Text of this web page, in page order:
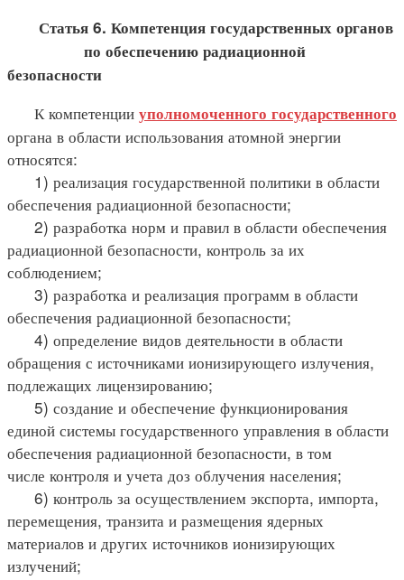
Статья 6. Компетенция государственных органов
по обеспечению радиационной
безопасности
К компетенции уполномоченного государственного
органа в области использования атомной энергии
относятся:
1) реализация государственной политики в области
обеспечения радиационной безопасности;
2) разработка норм и правил в области обеспечения
радиационной безопасности, контроль за их
соблюдением;
3) разработка и реализация программ в области
обеспечения радиационной безопасности;
4) определение видов деятельности в области
обращения с источниками ионизирующего излучения,
подлежащих лицензированию;
5) создание и обеспечение функционирования
единой системы государственного управления в области
обеспечения радиационной безопасности, в том
числе контроля и учета доз облучения населения;
6) контроль за осуществлением экспорта, импорта,
перемещения, транзита и размещения ядерных
материалов и других источников ионизирующих
излучений;